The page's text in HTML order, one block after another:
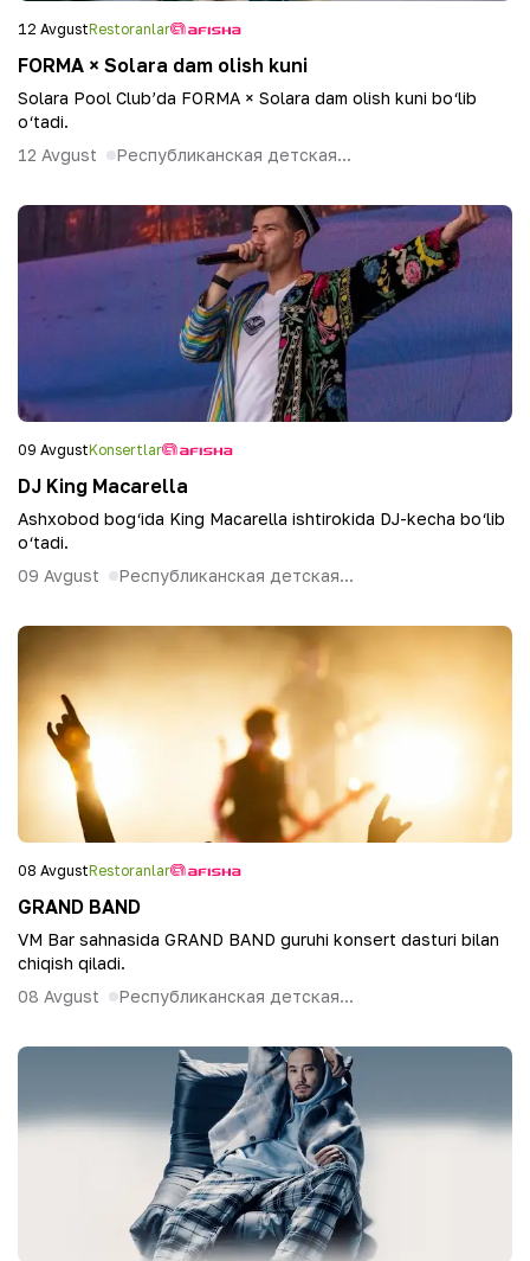
12 AvgustRestoranlar
FORMA × Solara dam olish kuni
Solara Pool Club’da FORMA × Solara dam olish kuni bo‘lib
o‘tadi.
12 Avgust
Республиканская детская...
09 AvgustKonsertlar
DJ King Macarella
Ashxobod bog‘ida King Macarella ishtirokida DJ-kecha bo‘lib
o‘tadi.
09 Avgust
Республиканская детская...
08 AvgustRestoranlar
GRAND BAND
VM Bar sahnasida GRAND BAND guruhi konsert dasturi bilan
chiqish qiladi.
08 Avgust
Республиканская детская...